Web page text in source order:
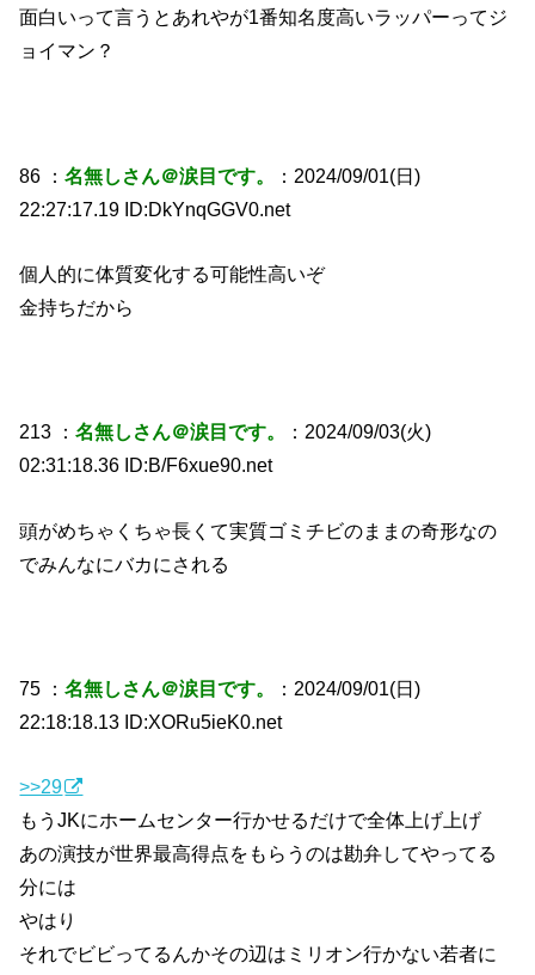
面白いって言うとあれやが1番知名度高いラッパーってジ
ョイマン？
86 ：名無しさん＠涙目です。
：2024/09/01(日)
22:27:17.19 ID:DkYnqGGV0.net
個人的に体質変化する可能性高いぞ
金持ちだから
213 ：名無しさん＠涙目です。
：2024/09/03(火)
02:31:18.36 ID:B/F6xue90.net
頭がめちゃくちゃ長くて実質ゴミチビのままの奇形なの
でみんなにバカにされる
75 ：名無しさん＠涙目です。
：2024/09/01(日)
22:18:18.13 ID:XORu5ieK0.net
>>29
もうJKにホームセンター行かせるだけで全体上げ上げ
あの演技が世界最高得点をもらうのは勘弁してやってる
分には
やはり
それでビビってるんかその辺はミリオン行かない若者に